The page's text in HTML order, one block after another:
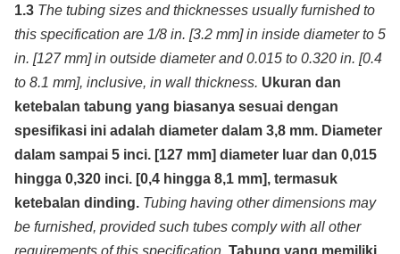
1.3 The tubing sizes and thicknesses usually furnished to
this specification are 1/8 in. [3.2 mm] in inside diameter to 5
in. [127 mm] in outside diameter and 0.015 to 0.320 in. [0.4
to 8.1 mm], inclusive, in wall thickness. Ukuran dan
ketebalan tabung yang biasanya sesuai dengan
spesifikasi ini adalah diameter dalam 3,8 mm. Diameter
dalam sampai 5 inci. [127 mm] diameter luar dan 0,015
hingga 0,320 inci. [0,4 hingga 8,1 mm], termasuk
ketebalan dinding. Tubing having other dimensions may
be furnished, provided such tubes comply with all other
requirements of this specification. Tabung yang memiliki